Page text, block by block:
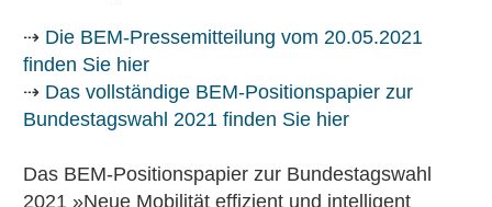
⇢ Die BEM-Pressemitteilung vom 20.05.2021
finden Sie hier
⇢ Das vollständige BEM-Positionspapier zur
Bundestagswahl 2021 finden Sie hier
Das BEM-Positionspapier zur Bundestagswahl
2021 »Neue Mobilität effizient und intelligent